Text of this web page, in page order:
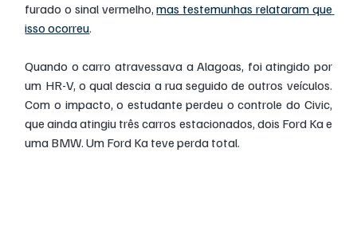
furado o sinal vermelho, mas testemunhas relataram que
isso ocorreu.
Quando o carro atravessava a Alagoas, foi atingido por
um HR-V, o qual descia a rua seguido de outros veículos.
Com o impacto, o estudante perdeu o controle do Civic,
que ainda atingiu três carros estacionados, dois Ford Ka e
uma BMW. Um Ford Ka teve perda total.